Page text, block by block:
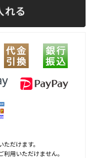
だけます。
用いただけません。